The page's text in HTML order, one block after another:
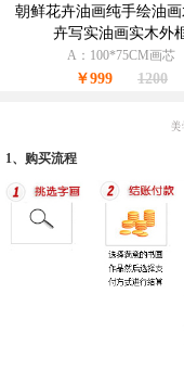
朝鲜花卉油画纯手绘油
卉写实油画实木外
A：100*75CM画芯
￥999 1200
1、购买流程